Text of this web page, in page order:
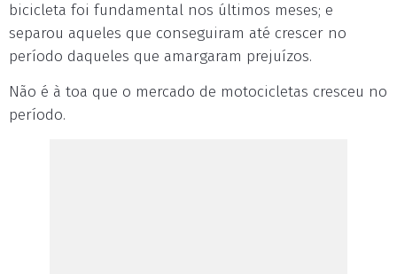
bicicleta foi fundamental nos últimos meses; e
separou aqueles que conseguiram até crescer no
período daqueles que amargaram prejuízos.
Não é à toa que o mercado de motocicletas cresceu no
período.